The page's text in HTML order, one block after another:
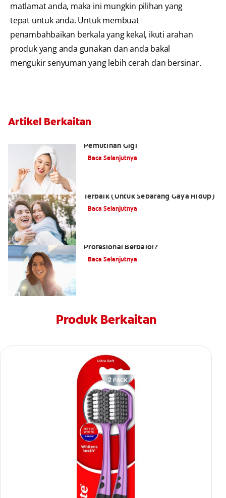
matlamat anda, maka ini mungkin pilihan yang
tepat untuk anda. Untuk membuat
penambahbaikan berkala yang kekal, ikuti arahan
produk yang anda gunakan dan anda bakal
mengukir senyuman yang lebih cerah dan bersinar.
Artikel Berkaitan
Pemutihan Gigi
Baca Selanjutnya
Terbaik (Untuk Sebarang Gaya Hidup)
Baca Selanjutnya
Profesional Berbaloi?
Baca Selanjutnya
Produk Berkaitan